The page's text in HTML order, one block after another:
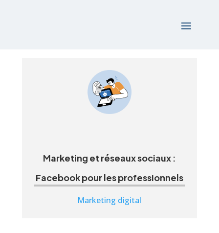
Marketing et réseaux sociaux :
Facebook pour les professionnels
Marketing digital